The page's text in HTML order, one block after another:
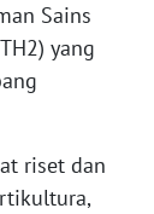
Sains
yang
riset dan